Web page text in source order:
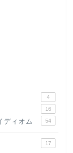
4
16
ディオム 54
17